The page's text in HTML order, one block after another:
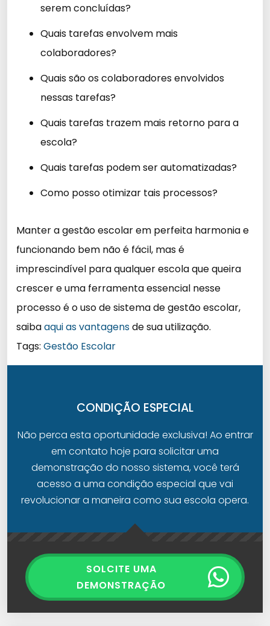
serem concluídas?
Quais tarefas envolvem mais
colaboradores?
Quais são os colaboradores envolvidos
nessas tarefas?
Quais tarefas trazem mais retorno para a
escola?
Quais tarefas podem ser automatizadas?
Como posso otimizar tais processos?
Manter a gestão escolar em perfeita harmonia e
funcionando bem não é fácil, mas é
imprescindível para qualquer escola que queira
crescer e uma ferramenta essencial nesse
processo é o uso de sistema de gestão escolar,
saibaaqui as vantagensde sua utilização.
Tags: Gestão Escolar
CONDIÇÃO ESPECIAL
Não perca esta oportunidade exclusiva! Ao entrar
em contato hoje para solicitar uma
demonstração do nosso sistema, você terá
acesso a uma condição especial que vai
revolucionar a maneira como sua escola opera.
SOLCITE UMA
DEMONSTRAÇÃO